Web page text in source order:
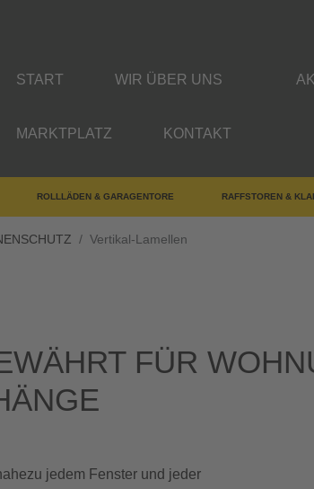
START WIR ÜBER UNS
MARKTPLATZ KONTAKT
ROLLLÄDEN & GARAGENTORE RAFFSTOREN &
Vertikal-Lamellen
FÜR
jedem Fenster und jeder